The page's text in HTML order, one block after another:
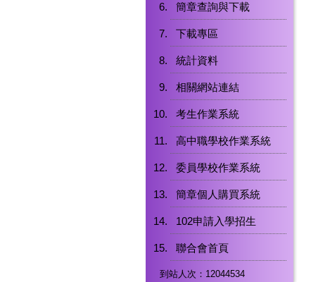
簡章查詢與下載
下載專區
統計資料
相關網站連結
考生作業系統
高中職學校作業系統
委員學校作業系統
簡章個人購買系統
102申請入學招生
聯合會首頁
到站人次：12044534